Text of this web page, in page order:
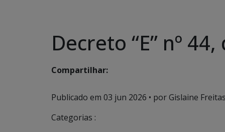
Decreto “E” nº
Compartilhar:
Publicado em 03 jun 2026 • por Gislaine
Categorias :